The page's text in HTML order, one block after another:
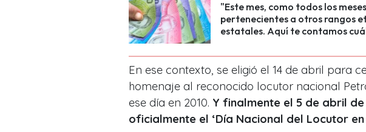
"Este mes, como todos los
pertenecientes a otros rangos
estatales. Aquí te contamos
En ese contexto, se eligió el 14 de abril para
homenaje al reconocido locutor nacional
ese día en 2010. Y finalmente el 5 de abril
oficialmente el ‘Día Nacional del Locutor en